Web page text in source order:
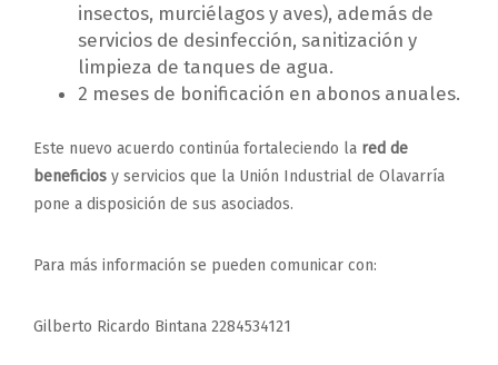
insectos, murciélagos y aves), además de
servicios de desinfección, sanitización y
limpieza de tanques de agua.
2 meses de bonificación en abonos anuales.
Este nuevo acuerdo continúa fortaleciendo la red de
beneficios y servicios que la Unión Industrial de Olavarría
pone a disposición de sus asociados.
Para más información se pueden comunicar con:
Gilberto Ricardo Bintana 2284534121